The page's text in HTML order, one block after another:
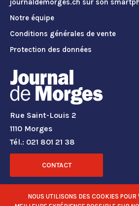
journaldemorges.ch sur son
Notre équipe
Conditions générales de vente
Protection des données
Rue Saint-Louis 2
1110 Morges
Tél.: 021 801 21 38
CONTACT
RÉSEAUX SOCIAUX
NOUS UTILISONS DES COOKIES POUR